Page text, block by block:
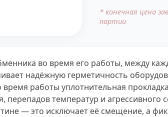
* конечная цена
партии
во время его работы, между
надёжную герметичность
работы уплотнительная
перепадов температур и агрессивного
— это исключает её смещение, а